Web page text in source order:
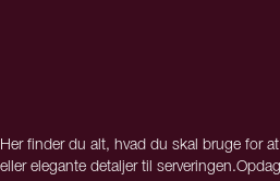
Her finder du alt, hvad du skal bruge for
eller elegante detaljer til